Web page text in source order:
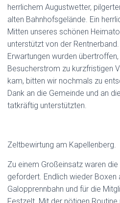
herrlichem Augustwetter,
alten Bahnhofsgelände. Ein
Mitten unseres schönen
unterstützt von der
Erwartungen wurden
Besucherstrom zu kurzfristigen
kam, bitten wir nochmals zu
Dank an die Gemeinde und an
tatkräftig unterstützten.
Zeltbewirtung am Kapellenberg.
Zu einem Großeinsatz waren
gefordert. Endlich wieder Boxen
Galopprennbahn und für die